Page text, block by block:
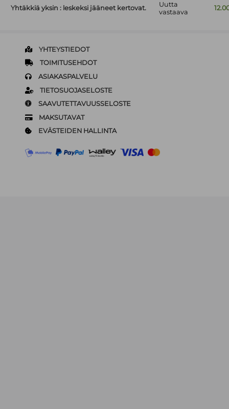
Yhtäkkiä yksin : leskeksi jääneet kertovat.
Uutta
vastaava
YHTEYSTIEDOT
TOIMITUSEHDOT
ASIAKASPALVELU
TIETOSUOJASELOSTE
SAAVUTETTAVUUSSELOSTE
MAKSUTAVAT
EVÄSTEIDEN HALLINTA